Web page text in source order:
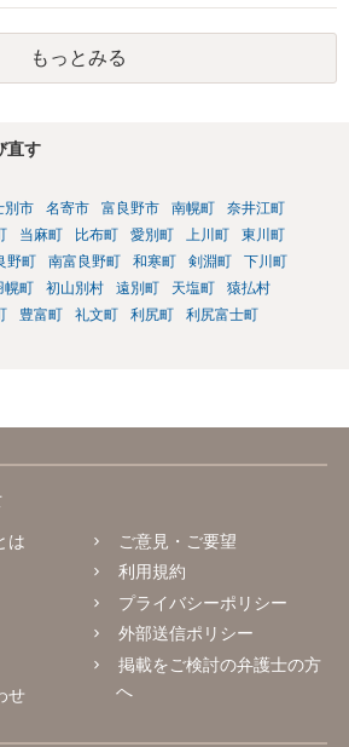
もっとみる
直す
別市 名寄市 富良野市 南幌町
奈井江町
当麻町 比布町 愛別町 上川町
東川町
野町 南富良野町 和寒町 剣淵町
下川町
幌町 初山別村 遠別町 天塩町
猿払村
豊富町 礼文町 利尻町
利尻富士町
は
せ
ご意見・ご要望
利用規約
プライバシーポリシー
外部送信ポリシー
掲載をご検討の弁護士の方
へ